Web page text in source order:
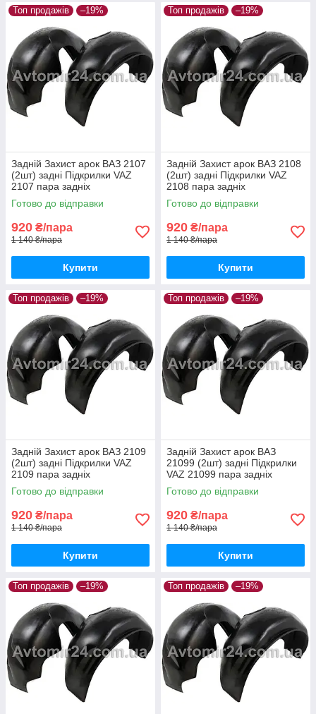
Топ продажів –19%
Задній Захист арок ВАЗ 2107
(2шт) задні Підкрилки VAZ
2107 пара задніх
Готово до відправки
920 ₴/пара
1 140 ₴/пара
Купити
Топ продажів –19%
Задній Захист арок ВАЗ 2108
(2шт) задні Підкрилки VAZ
2108 пара задніх
Готово до відправки
920 ₴/пара
1 140 ₴/пара
Купити
Топ продажів –19%
Задній Захист арок ВАЗ 2109
(2шт) задні Підкрилки VAZ
2109 пара задніх
Готово до відправки
920 ₴/пара
1 140 ₴/пара
Купити
Топ продажів –19%
Задній Захист арок ВАЗ
21099 (2шт) задні Підкрилки
VAZ 21099 пара задніх
Готово до відправки
920 ₴/пара
1 140 ₴/пара
Купити
Топ продажів –19% Топ продажів –19%